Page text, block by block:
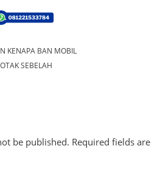
KENAPA BAN MOBIL
SEBELAH
be published. Required fields are